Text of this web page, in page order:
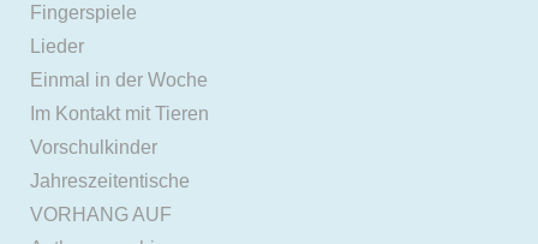
Fingerspiele
Lieder
Einmal in der Woche
Im Kontakt mit Tieren
Vorschulkinder
Jahreszeitentische
VORHANG AUF